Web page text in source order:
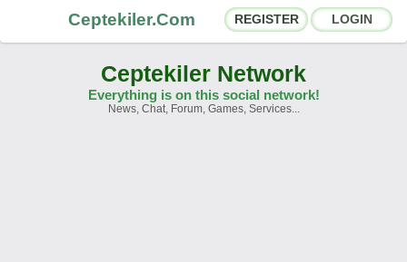
Ceptekiler.Com REGISTER LOGIN
Ceptekiler Network
Everything is on this social network!
News, Chat, Forum, Games, Services...